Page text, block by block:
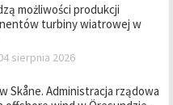
możliwości produkcji
turbiny wiatrowej w
sierpnia 2026
Skåne. Administracja rządowa